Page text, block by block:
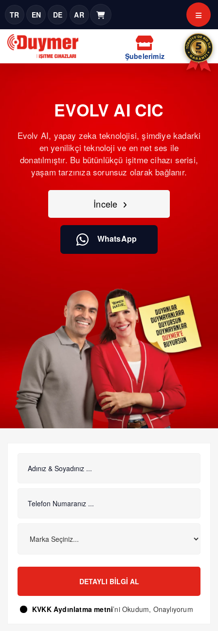
TR EN DE AR
Şubelerimiz
EVOLV AI CIC
Evolv AI, yapay zeka teknolojisi, şimdiye kadarki
en yenilikçi teknoloji ve en net ses ile
donatılmıştır. Bu bütünlükçü işitme cihazı serisi,
yaşam tarzınıza sorunsuz olarak bağlanır.
İncele
WhatsApp
DETAYLI BILGI AL
KVKK Aydınlatma metni’ni Okudum, Onaylıyorum